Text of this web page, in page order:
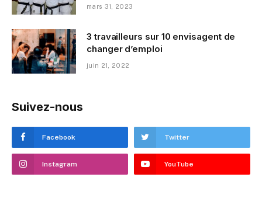
mars 31, 2023
3 travailleurs sur 10 envisagent de
changer d’emploi
juin 21, 2022
Suivez-nous
Facebook Twitter
Instagram YouTube